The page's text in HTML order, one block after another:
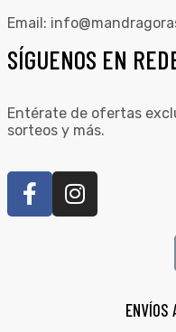
Email:
SÍGUENOS EN
Entérate de ofertas
sorteos y más.
ENVÍOS